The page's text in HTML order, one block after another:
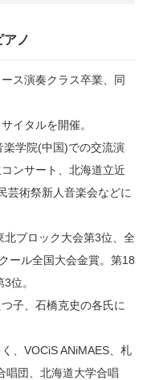
ノ
ス演奏クラス卒業、同
イタルを開催。
学院(中国)での交流演
ンサート、北海道立近
芸術祭新人音楽会などに
ブロック大会第3位、全
ール全国大会金賞。第18
位。
子、石橋克史の各氏に
、VOCiS ANiMAES、札
唱団、北海道大学合唱